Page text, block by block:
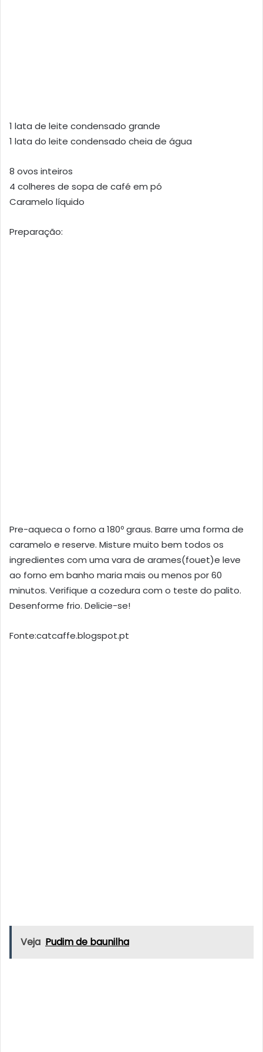
1 lata de leite condensado grande
1 lata do leite condensado cheia de água
8 ovos inteiros
4 colheres de sopa de café em pó
Caramelo líquido
Preparação:
Pre-aqueca o forno a 180º graus. Barre uma forma de
caramelo e reserve. Misture muito bem todos os
ingredientes com uma vara de arames(fouet)e leve
ao forno em banho maria mais ou menos por 60
minutos. Verifique a cozedura com o teste do palito.
Desenforme frio. Delicie-se!
Fonte:catcaffe.blogspot.pt
Veja Pudim de baunilha